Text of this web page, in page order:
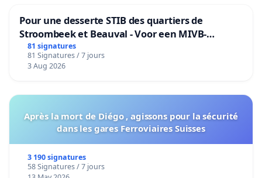
Pour une desserte STIB des quartiers de
Stroombeek et Beauval - Voor een MIVB-
bediening van de wijken Strombeek en Het
Voor
81 signatures
81 Signatures / 7 jours
3 Aug 2026
Après la mort de Diégo , agissons pour la sécurité
dans les gares Ferroviaires Suisses
3 190 signatures
58 Signatures / 7 jours